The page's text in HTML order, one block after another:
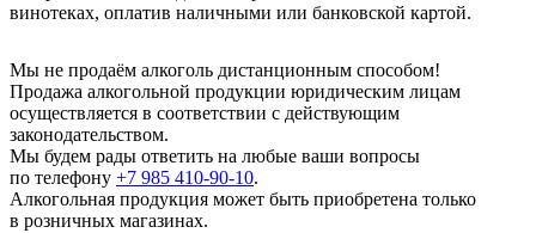
винотеках, оплатив наличными или банковской картой.
Мы не продаём алкоголь дистанционным способом!
Продажа алкогольной продукции юридическим лицам
осуществляется в соответствии с действующим
законодательством.
Мы будем рады ответить на любые ваши вопросы
по телефону +7 985 410-90-10.
Алкогольная продукция может быть приобретена только
в розничных магазинах.